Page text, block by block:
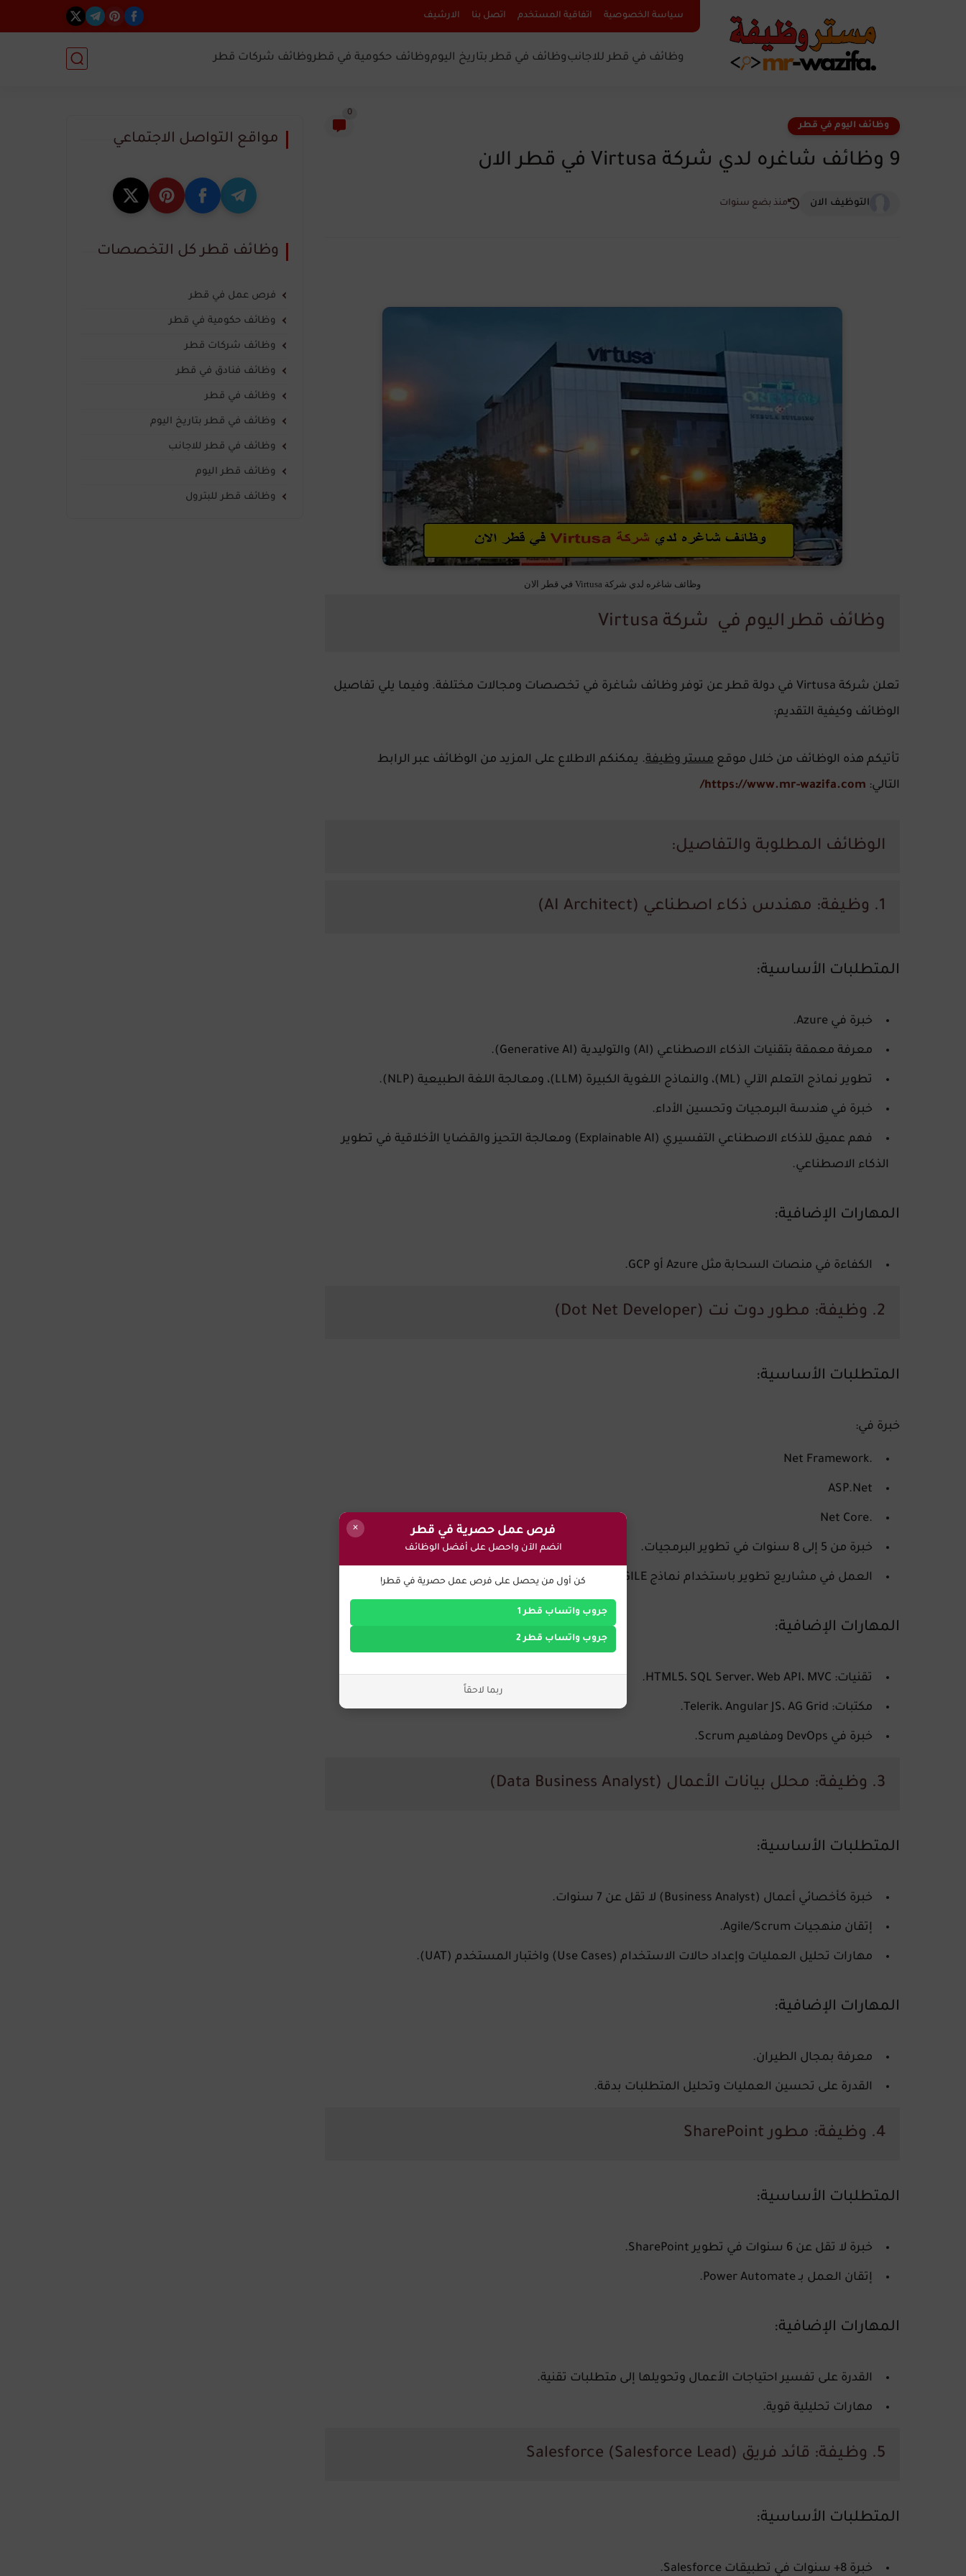
سياسة الخصوصية اتفاقية المستخدم اتصل بنا الارشيف
وظائف في قطر للاجانبوظائف في قطر بتاريخ اليوموظائف حكومية في قطروظائف شركات قطر
وظائف اليوم في قطر
0
9 وظائف شاغره لدي شركة Virtusa في قطر الان
التوظيف الان منذ بضع سنوات
وظائف شاغره لدي شركة Virtusa في قطر الان
وظائف قطر اليوم في شركة Virtusa
تعلن شركة Virtusa في دولة قطر عن توفر وظائف شاغرة في تخصصات ومجالات مختلفة. وفيما يلي تفاصيل
الوظائف وكيفية التقديم:
تأتيكم هذه الوظائف من خلال موقع مستر وظيفة. يمكنكم الاطلاع على المزيد من الوظائف عبر الرابط
التالي: https://www.mr-wazifa.com/
الوظائف المطلوبة والتفاصيل:
1. وظيفة: مهندس ذكاء اصطناعي (AI Architect)
المتطلبات الأساسية:
خبرة في Azure
.
معرفة معمقة بتقنيات الذكاء الاصطناعي (AI) والتوليدية (Generative AI).
تطوير نماذج التعلم الآلي (ML)، والنماذج اللغوية الكبيرة (LLM)، ومعالجة اللغة الطبيعية (NLP).
خبرة في هندسة البرمجيات وتحسين الأداء.
فهم عميق للذكاء الاصطناعي التفسيري (Explainable AI) ومعالجة التحيز والقضايا الأخلاقية في تطوير
الذكاء الاصطناعي.
المهارات الإضافية:
الكفاءة في منصات السحابة مثل Azure أو GCP
.
2. وظيفة: مطور دوت نت (Dot Net Developer)
المتطلبات الأساسية:
خبرة في:
.Net Framework
ASP.Net
.Net Core
خبرة من 5 إلى 8 سنوات في تطوير البرمجيات.
العمل في مشاريع تطوير باستخدام نماذج AGILE
Waterfall
.
المهارات الإضافية:
تقنيات: HTML5، SQL Server، Web API، MVC
.
مكتبات: Telerik، Angular JS، AG Grid
.
خبرة في DevOps ومفاهيم Scrum
.
3. وظيفة: محلل بيانات الأعمال (Data Business Analyst)
المتطلبات الأساسية:
خبرة كأخصائي أعمال (Business Analyst) لا تقل عن 7 سنوات.
إتقان منهجيات Agile/Scrum
.
مهارات تحليل العمليات وإعداد حالات الاستخدام (Use Cases) واختبار المستخدم (UAT).
المهارات الإضافية:
معرفة بمجال الطيران.
القدرة على تحسين العمليات وتحليل المتطلبات بدقة.
4. وظيفة: مطور SharePoint
المتطلبات الأساسية:
خبرة لا تقل عن 6 سنوات في تطوير SharePoint
.
إتقان العمل بـ Power Automate
.
المهارات الإضافية:
القدرة على تفسير احتياجات الأعمال وتحويلها إلى متطلبات تقنية.
مهارات تحليلية قوية.
5. وظيفة: قائد فريق Salesforce (Salesforce Lead)
المتطلبات الأساسية:
خبرة 8+ سنوات في تطبيقات Salesforce
.
مواقع التواصل الاجتماعي
وظائف قطر كل التخصصات
فرص عمل في قطر
وظائف حكومية في قطر
وظائف شركات قطر
وظائف فنادق في قطر
وظائف في قطر
وظائف في قطر بتاريخ اليوم
وظائف في قطر للاجانب
وظائف قطر اليوم
وظائف قطر للبترول
× فرص عمل حصرية في قطر
انضم الآن واحصل على أفضل الوظائف
كن أول من يحصل على فرص عمل حصرية في قطر!
جروب واتساب قطر 1
جروب واتساب قطر 2
ربما لاحقاً